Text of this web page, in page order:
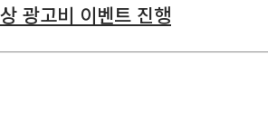
광고비 이벤트 진행